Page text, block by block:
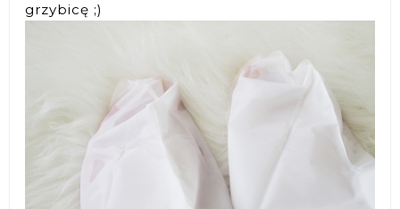
grzybicę ;)